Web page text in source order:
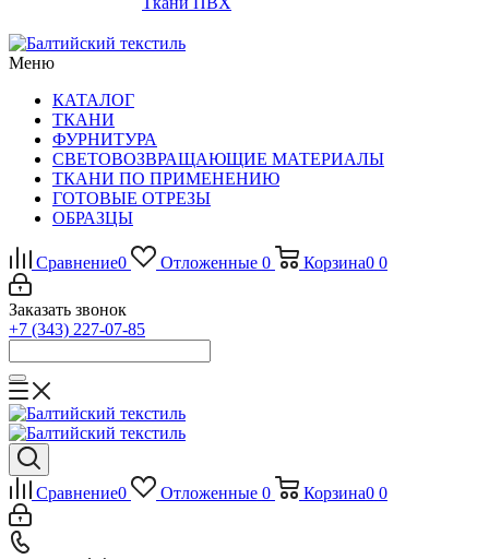
Меню
КАТАЛОГ
ТКАНИ
ФУРНИТУРА
СВЕТОВОЗВРАЩАЮЩИЕ МАТЕРИАЛЫ
ТКАНИ ПО ПРИМЕНЕНИЮ
ГОТОВЫЕ ОТРЕЗЫ
ОБРАЗЦЫ
Сравнение0 Отложенные 0 Корзина0 0
Заказать звонок
+7 (343) 227-07-85
Сравнение0 Отложенные 0 Корзина0 0